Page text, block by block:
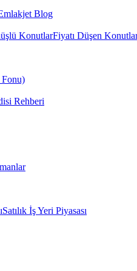
Blog
KonutlarFiyatı Düşen
Fonu)
Rehberi
Satılık İş Yeri Piyasası